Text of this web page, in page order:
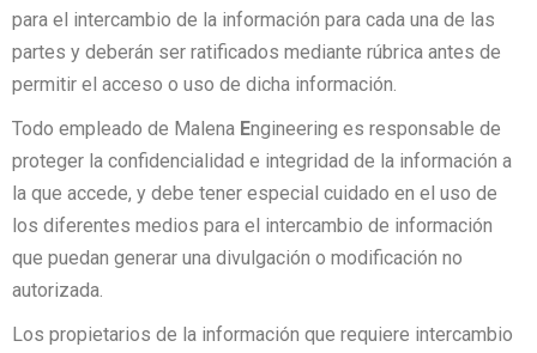
para el intercambio de la información para cada una de las
partes y deberán ser ratificados mediante rúbrica antes de
permitir el acceso o uso de dicha información.
Todo empleado de Malena Engineering es responsable de
proteger la confidencialidad e integridad de la información a
la que accede, y debe tener especial cuidado en el uso de
los diferentes medios para el intercambio de información
que puedan generar una divulgación o modificación no
autorizada.
Los propietarios de la información que requiere intercambio